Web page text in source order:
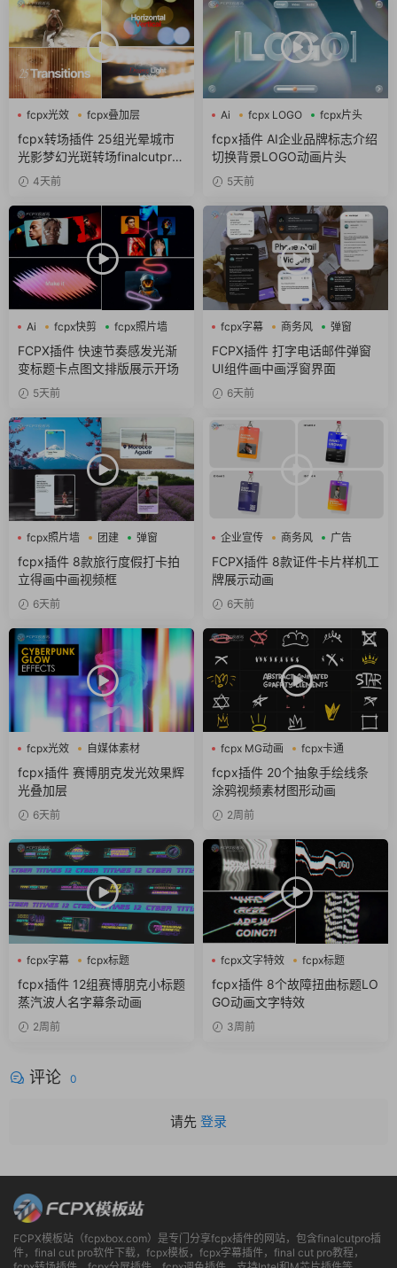
fcpx光效
fcpx叠加层
fcpx图形动画
fcpx转场插件 25组光晕城市
光影梦幻光斑转场finalcutpro
插件4天前
Ai fcpx LOGO fcpx片头
fcpx插件 AI企业品牌标志介绍
切换背景LOGO动画片头
5天前
Ai fcpx快剪 fcpx照片墙
FCPX插件 快速节奏感发光渐
变标题卡点图文排版展示开场
5天前
fcpx字幕 商务风 弹窗
FCPX插件 打字电话邮件弹窗
UI组件画中画浮窗界面
6天前
fcpx照片墙 团建 弹窗
fcpx插件 8款旅行度假打卡拍
立得画中画视频框
6天前
企业宣传 商务风 广告
FCPX插件 8款证件卡片样机工
牌展示动画
6天前
fcpx光效
自媒体素材
赛博朋克
fcpx插件 赛博朋克发光效果辉
光叠加层
6天前
fcpx MG动画
fcpx卡通
fcpx图形动画
fcpx插件 20个抽象手绘线条
涂鸦视频素材图形动画
2周前
fcpx字幕
fcpx标题
fcpx片头
fcpx插件 12组赛博朋克小标题
蒸汽波人名字幕条动画
2周前
fcpx文字特效
fcpx标题
故障风
fcpx插件 8个故障扭曲标题LO
GO动画文字特效
3周前
评论 0
请先 登录
FCPX模板站（fcpxbox.com）是专门分享fcpx插件的网站，包含finalcutpro插
件，final cut pro软件下载，fcpx模板，fcpx字幕插件，final cut pro教程，